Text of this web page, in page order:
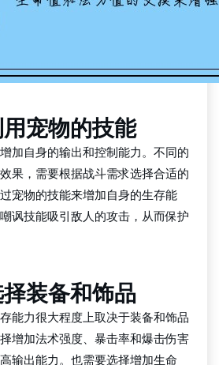
宠物的技能
加自身的输出和控制能力。不同的
果，需要根据战斗需求选择合适的
宠物的技能来增加自身的生存能
讽技能吸引敌人的攻击，从而保护
装备和饰品
能力很大程度上取决于装备和饰品
增加法术强度、暴击率和爆击伤害
输出能力。也需要选择增加生命